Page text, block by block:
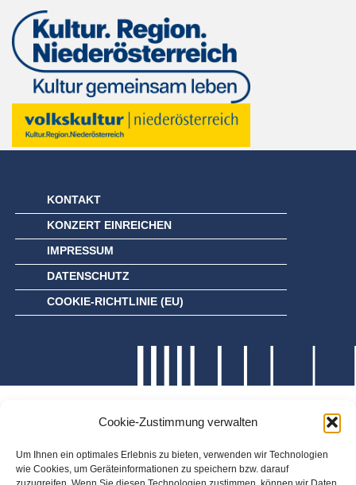
Cookie-Zustimmung verwalten
Um Ihnen ein optimales Erlebnis zu bieten, verwenden wir Technologien
wie Cookies, um Geräteinformationen zu speichern bzw. darauf
KONTAKT
KONZERT EINREICHEN
IMPRESSUM
DATENSCHUTZ
COOKIE-RICHTLINIE (EU)